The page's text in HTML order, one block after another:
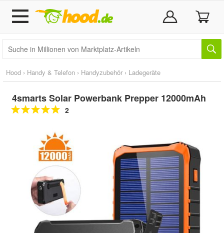
Hood › Handy & Telefon › Handyzubehör › Ladegeräte
4smarts Solar Powerbank Prepper 12000mAh
2